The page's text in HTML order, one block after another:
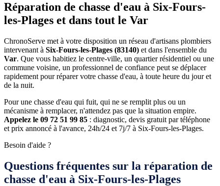
Réparation de chasse d'eau à Six-Fours-
les-Plages et dans tout le Var
ChronoServe met à votre disposition un réseau d'artisans plombiers
intervenant à Six-Fours-les-Plages (83140) et dans l'ensemble du
Var. Que vous habitiez le centre-ville, un quartier résidentiel ou une
commune voisine, un professionnel de confiance peut se déplacer
rapidement pour réparer votre chasse d'eau, à toute heure du jour et
de la nuit.
Pour une chasse d'eau qui fuit, qui ne se remplit plus ou un
mécanisme à remplacer, n'attendez pas que la situation empire.
Appelez le 09 72 51 99 85 : diagnostic, devis gratuit par téléphone
et prix annoncé à l'avance, 24h/24 et 7j/7 à Six-Fours-les-Plages.
Besoin d'aide ?
Questions fréquentes sur la réparation de
chasse d'eau à Six-Fours-les-Plages